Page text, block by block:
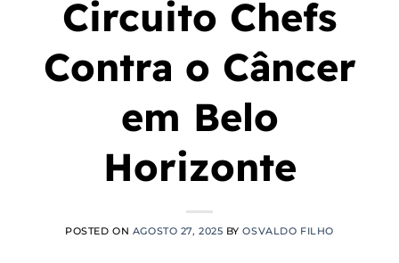
Circuito Chefs
Contra o Câncer
em Belo
Horizonte
POSTED ON AGOSTO 27, 2025 BYOSVALDO FILHO